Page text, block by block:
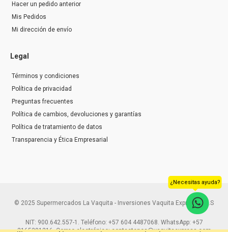
Hacer un pedido anterior
Mis Pedidos
Mi dirección de envío
Legal
Términos y condiciones
Política de privacidad
Preguntas frecuentes
Política de cambios, devoluciones y garantías
Política de tratamiento de datos
Transparencia y Ética Empresarial
© 2025 Supermercados La Vaquita - Inversiones Vaquita Express S.A.S
NIT: 900.642.557-1. Teléfono: +57 604 4487068. WhatsApp: +57
¿Necesitas ayuda?